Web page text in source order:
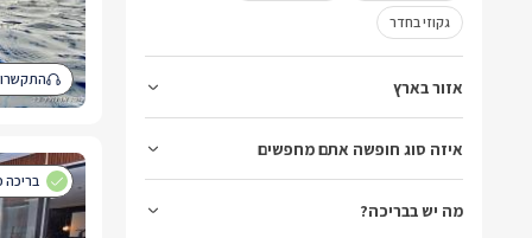
מהמחיר הגבוה לנמוך
גקוזי בחדר
אזור בארץ
בכנרת
איזה סוג חופשה אתם מחפשים
מה יש בבריכה?
התקשרו
בריכה